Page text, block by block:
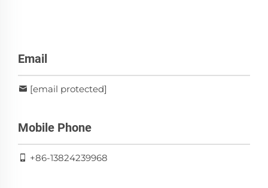
Email
[email protected]
Mobile Phone
+86-13824239968